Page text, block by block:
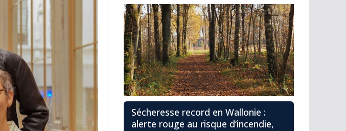
Sécheresse record en Wallonie :
alerte rouge au risque d’incendie,